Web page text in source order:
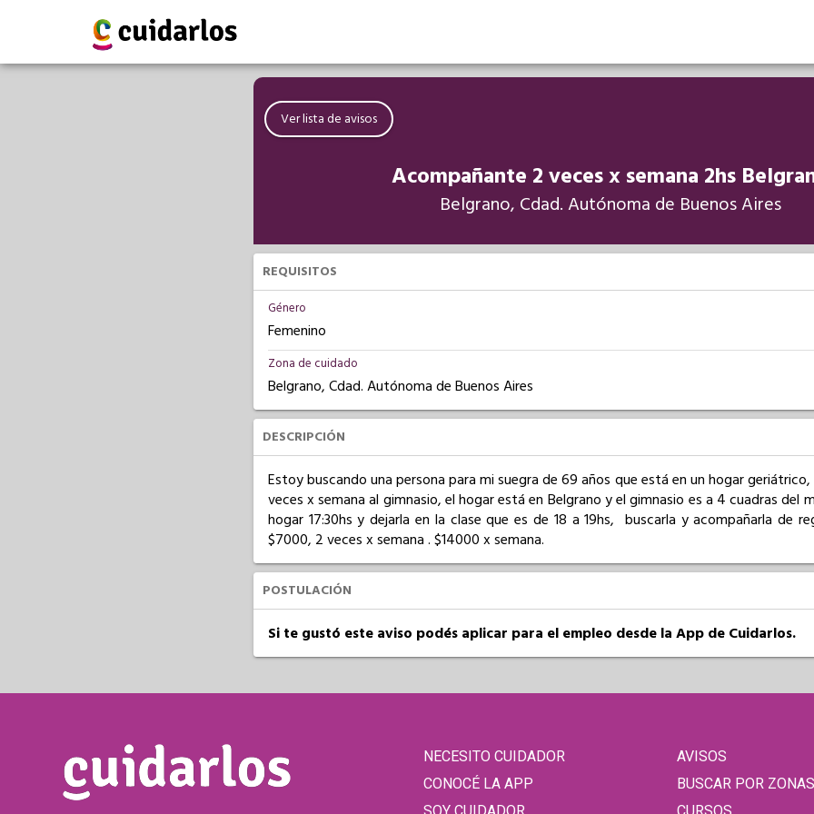
Ver lista de avisos
Acompañante 2 veces x semana 2hs
Belgrano, Cdad. Autónoma de Buenos Aires
REQUISITOS
Género
Femenino
Zona de cuidado
Belgrano, Cdad. Autónoma de Buenos Aires
DESCRIPCIÓN
Estoy buscando una persona para mi suegra de 69 años que está en un hogar
veces x semana al gimnasio, el hogar está en Belgrano y el gimnasio es a 4 cuadras del
hogar 17:30hs y dejarla en la clase que es de 18 a 19hs,  buscarla y acompañarla de
$7000, 2 veces x semana . $14000 x semana.
POSTULACIÓN
Si te gustó este aviso podés aplicar para el empleo desde la App de Cuidarlos.
NECESITO CUIDADOR
CONOCÉ LA APP
AVISOS
BUSCAR POR ZONAS